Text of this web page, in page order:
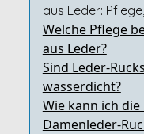
aus Leder:
Welche Pflege
aus Leder?
Sind Leder-
wasserdicht?
Wie kann ich
Damenleder-